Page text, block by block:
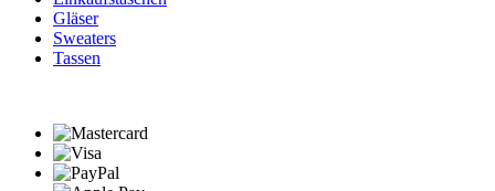
Gläser
Sweaters
Tassen